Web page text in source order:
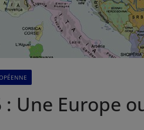
Une Europe